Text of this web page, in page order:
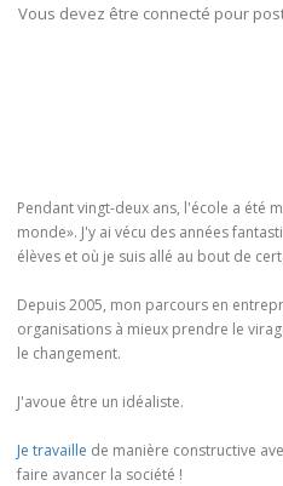
Vous devez être connecté pour
Pendant vingt-deux ans, l'école a été
monde». J'y ai vécu des années
élèves et où je suis allé au bout de
Depuis 2005, mon parcours en
organisations à mieux prendre le
le changement.
J'avoue être un idéaliste.
Je travaille de manière constructive
faire avancer la société !